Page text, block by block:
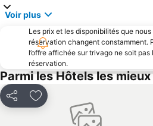
Voir plus
Les prix et les disponibilités que
réservation changent constamment.
l’offre affichée sur trivago ne soit
réservation.
Parmi les Hôtels les
PartagerAjouter à mes favoris